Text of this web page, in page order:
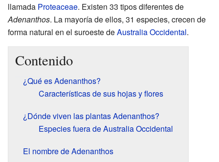
llamada Proteaceae. Existen 33 tipos diferentes de
Adenanthos. La mayoría de ellos, 31 especies, crecen de
forma natural en el suroeste deAustralia Occidental.
Contenido
¿Qué es Adenanthos?
Características de sus hojas y flores
¿Dónde viven las plantas Adenanthos?
Especies fuera de Australia Occidental
El nombre de Adenanthos